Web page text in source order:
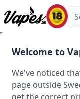
Welcome to
We've noticed
page outside
Vapes.se
Okategoriserad
Puff